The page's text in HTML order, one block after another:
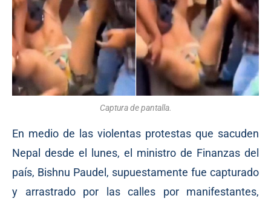
Captura de pantalla.
En medio de las violentas protestas que sacuden
Nepal desde el lunes, el ministro de Finanzas del
país, Bishnu Paudel, supuestamente fue capturado
y arrastrado por las calles por manifestantes,